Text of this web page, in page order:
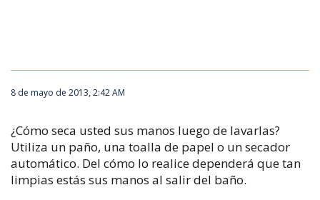
8 de mayo de 2013, 2:42 AM
¿Cómo seca usted sus manos luego de lavarlas?
Utiliza un paño, una toalla de papel o un secador
automático. Del cómo lo realice dependerá que tan
limpias estás sus manos al salir del baño.